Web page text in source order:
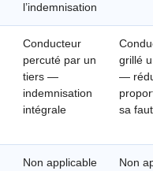
l’indemnisation
Conducteur
percuté par un
tiers —
indemnisation
intégrale
grillé
—
sa
Non applicable Non